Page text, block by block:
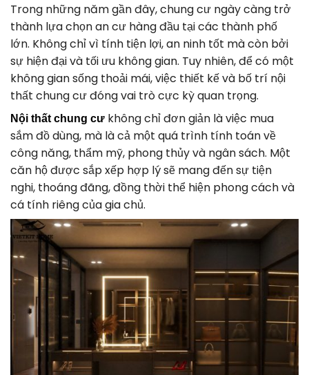
Trong những năm gần đây, chung cư ngày càng trở
thành lựa chọn an cư hàng đầu tại các thành phố
lớn. Không chỉ vì tính tiện lợi, an ninh tốt mà còn bởi
sự hiện đại và tối ưu không gian. Tuy nhiên, để có một
không gian sống thoải mái, việc thiết kế và bố trí nội
thất chung cư đóng vai trò cực kỳ quan trọng.
Nội thất chung cư không chỉ đơn giản là việc mua
sắm đồ dùng, mà là cả một quá trình tính toán về
công năng, thẩm mỹ, phong thủy và ngân sách. Một
căn hộ được sắp xếp hợp lý sẽ mang đến sự tiện
nghi, thoáng đãng, đồng thời thể hiện phong cách và
cá tính riêng của gia chủ.